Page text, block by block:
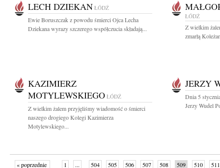
LECH DZIEKAN ŁÓDŹ
Ewie Boruszczak z powodu śmierci Ojca Lecha
Dziekana wyrazy szczerego współczucia składają...
ŁÓDŹ
Z wielkim
zmarłą
KAZIMIERZ
MOTYLEWSKIEGO ŁÓDŹ
Z wielkim żalem przyjęliśmy wiadomość o śmierci
naszego drogiego Kolegi Kazimierza
Motylewskiego...
JERZY
Dnia 5
Jerzy Wudel
« poprzednie 1 ... 504 505 506 507 508 509 510 511